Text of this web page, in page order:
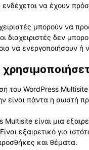
ενδέχεται να έχουν
μπορούν να
διαχειριστές δεν
να ενεργοποιήσουν ή
του WordPress Multisite
είναι πάντα η σωστή
Multisite είναι μια
εξαιρετικό για
και θέματα.